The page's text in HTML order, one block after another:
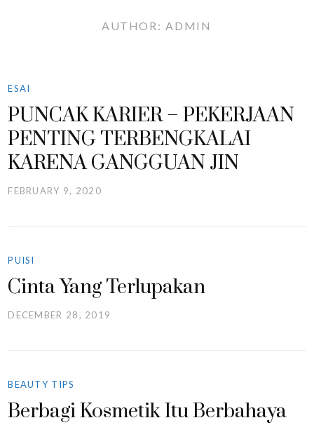
AUTHOR: ADMIN
ESAI
PUNCAK KARIER – PEKERJAAN
PENTING TERBENGKALAI
KARENA GANGGUAN JIN
FEBRUARY 9, 2020
PUISI
Cinta Yang Terlupakan
DECEMBER 28, 2019
BEAUTY TIPS
Berbagi Kosmetik Itu Berbahaya